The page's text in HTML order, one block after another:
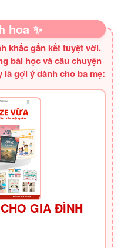
hoa ✨
khắc gắn kết tuyệt vời.
bài học và câu chuyện
là gợi ý dành cho ba mẹ:
GIA ĐÌNH